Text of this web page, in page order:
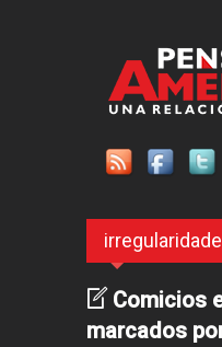
Comicios
marcados